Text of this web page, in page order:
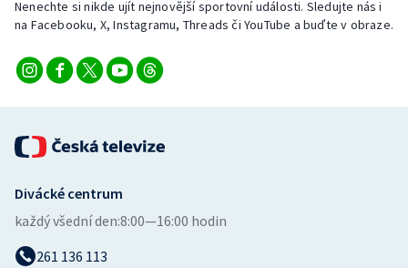
Nenechte si nikde ujít nejnovější sportovní události. Sledujte nás i
na Facebooku, X, Instagramu, Threads či YouTube a buďte v obraze.
Divácké centrum
každý všední den:8:00—16:00 hodin
261 136 113